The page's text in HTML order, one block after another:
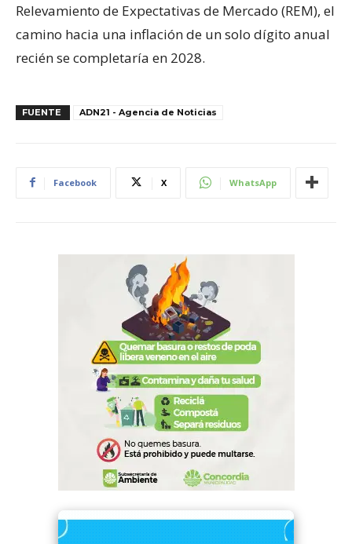
Relevamiento de Expectativas de Mercado (REM), el
camino hacia una inflación de un solo dígito anual
recién se completaría en 2028.
FUENTE ADN21 - Agencia de Noticias
Facebook X WhatsApp